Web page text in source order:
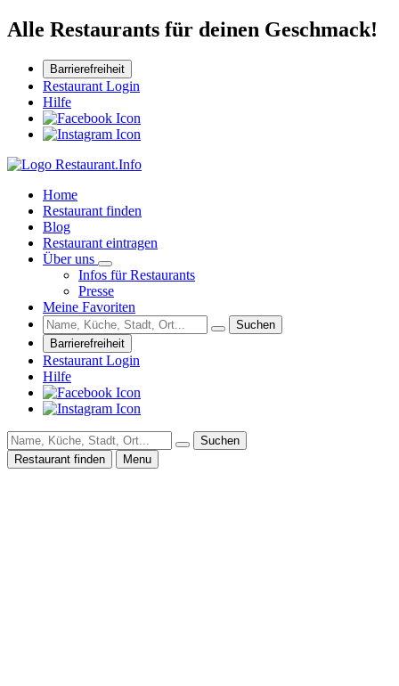
Alle Restaurants für deinen Geschmack!
Barrierefreiheit
Restaurant Login
Hilfe
Home
Restaurant finden
Blog
Restaurant eintragen
Über uns
Infos für Restaurants
Presse
Meine Favoriten
Suchen
Barrierefreiheit
Restaurant Login
Hilfe
Suchen
Restaurant finden
Menu